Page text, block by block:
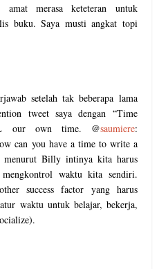
merasa keteteran untuk
buku. Saya musti angkat topi
setelah tak beberapa lama
tweet saya dengan “Time
our own time. @saumiere:
can you have a time to write a
menurut Billy intinya kita harus
waktu kita sendiri.
success factor yang harus
waktu untuk belajar, bekerja,